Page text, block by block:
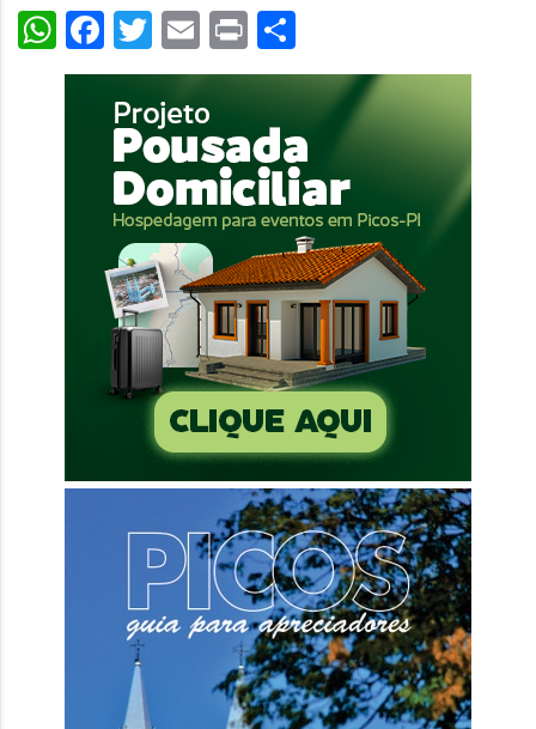
WhatsApp
Facebook
Twitter
Email
PrintShare